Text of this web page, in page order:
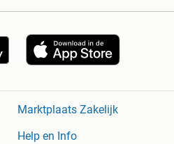
Marktplaats Zakelijk
Help en Info